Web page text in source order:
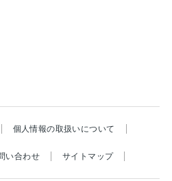
個人情報の取扱いについて
い合わせ サイトマップ